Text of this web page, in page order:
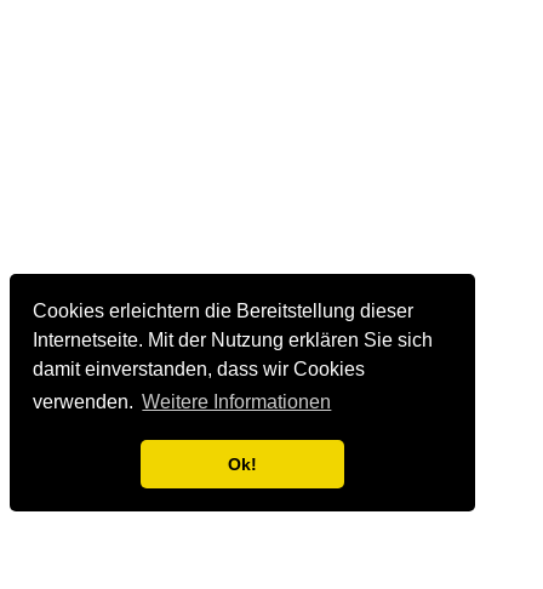
Cookies erleichtern die Bereitstellung dieser
Internetseite. Mit der Nutzung erklären Sie sich
damit einverstanden, dass wir Cookies
verwenden. Weitere Informationen
Ok!